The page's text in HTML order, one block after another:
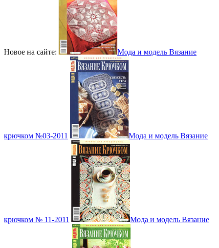
Новое на сайте: Мода и модель Вязание
крючком №03-2011 Мода и модель Вязание
крючком № 11-2011 Мода и модель Вязание